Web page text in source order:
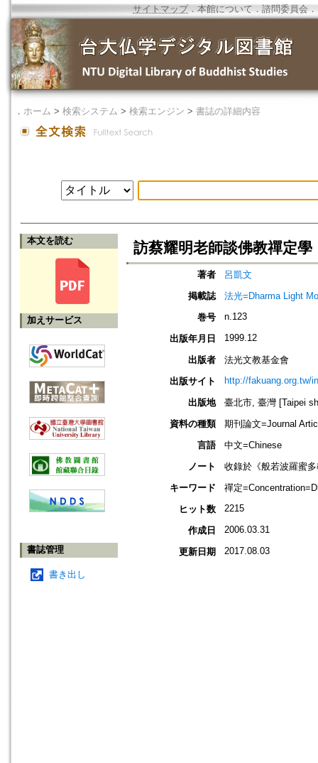
サイトマップ．本館について ． 諮問委員会 ．
． ホーム > 検索システム > 検索エンジン > 書誌の詳細内容
本文を読む
加えサービス
書誌管理
書き出し
訪蔡耀明老師談佛教禪定學
著者
呂凱文
掲載誌
法光=Dharma Light
巻号
n.123
出版年月日 1999.12
出版者
法光文教基金會
出版サイト
http://fakuang.org.tw/
出版地
臺北市, 臺灣 [Taipei
資料の種類
期刊論文=Journal
言語
中文=Chinese
ノート
收錄於《般若波羅蜜
キーワード
禪定
ヒット数
2215
作成日 2006.03.31
更新日期 2017.08.03